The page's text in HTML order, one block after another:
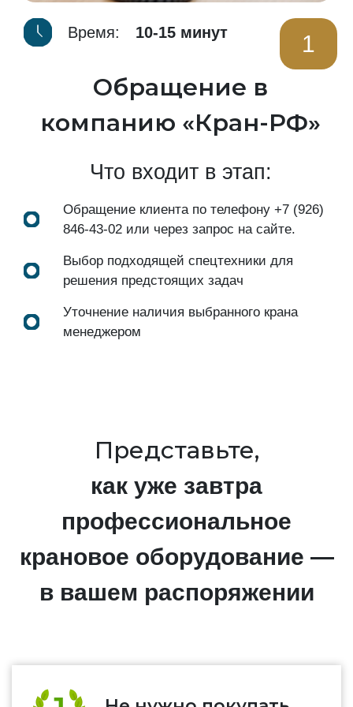
Время: 10-15 минут 1
Обращение в
компанию «Кран-РФ»
Что входит в этап:
Обращение клиента по телефону +7 (926)
846-43-02 или через запрос на сайте.
Выбор подходящей спецтехники для
решения предстоящих задач
Уточнение наличия выбранного крана
менеджером
Представьте,
как уже завтра
профессиональное
крановое оборудование —
в вашем распоряжении